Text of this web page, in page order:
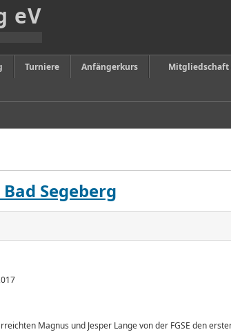
eV
Turniere Anfängerkurs Mitgliedschaft
Segeberg
Magnus und Jesper Lange von der FGSE den